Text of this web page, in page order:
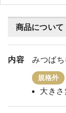
商品について
内容 みつば
規格外
大きさ